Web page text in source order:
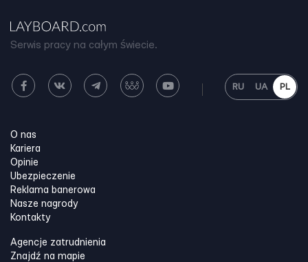
Serwis pracy na całym świecie.
RU UA PL
O nas
Kariera
Opinie
Ubezpieczenie
Reklama banerowa
Nasze nagrody
Kontakty
Agencje zatrudnienia
Znajdź na mapie